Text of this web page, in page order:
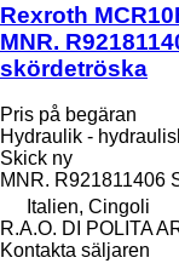
Rexroth
MNR.
skördetröska
Pris på begäran
Hydraulik -
Skick ny
MNR. R921811406
Italien, Cingoli
R.A.O. DI POLITA
Kontakta säljaren